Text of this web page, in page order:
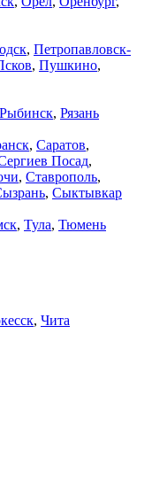
, Петропавловск-
, Пушкино,
Рыбинск, Рязань
, Саратов,
Посад,
, Ставрополь,
, Сыктывкар
, Тула, Тюмень
, Чита